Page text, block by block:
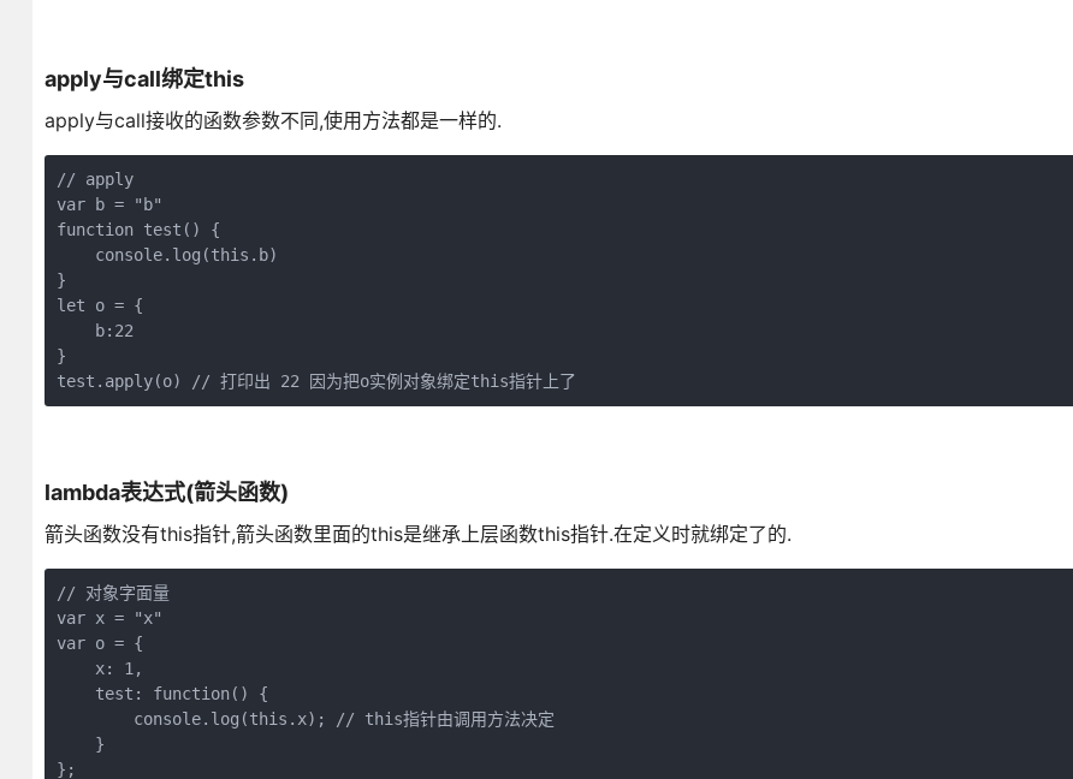
apply与call绑定this
apply与call接收的函数参数不同,使用方法都是一样的.
// apply
var b = "b"
function test() {
    console.log(this.b)
}
let o = {
    b:22
}
test.apply(o) // 打印出 22 因为把o实例对象绑定this指针上了
lambda表达式(箭头函数)
箭头函数没有this指针,箭头函数里面的this是继承上层函数this指针.在定义时就绑定了的.
// 对象字面量
var x = "x"
var o = {
    x: 1,
    test: function() {
        console.log(this.x); // this指针由调用方法决定
    }
};